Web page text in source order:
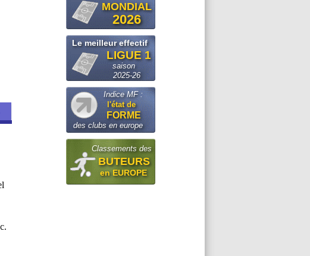
MONDIAL
2026
Le meilleur effectif
LIGUE 1
saison
2025-26
Indice MF :
l'état de
FORME
des clubs en europe
Classements des
BUTEURS
en EUROPE